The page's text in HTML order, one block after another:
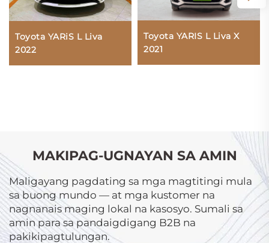
Toyota YARiS L Liva
2022
Toyota YARIS L Liva X
2021
MAKIPAG-UGNAYAN SA AMIN
Maligayang pagdating sa mga magtitingi mula
sa buong mundo — at mga kustomer na
nagnanais maging lokal na kasosyo. Sumali sa
amin para sa pandaigdigang B2B na
pakikipagtulungan.